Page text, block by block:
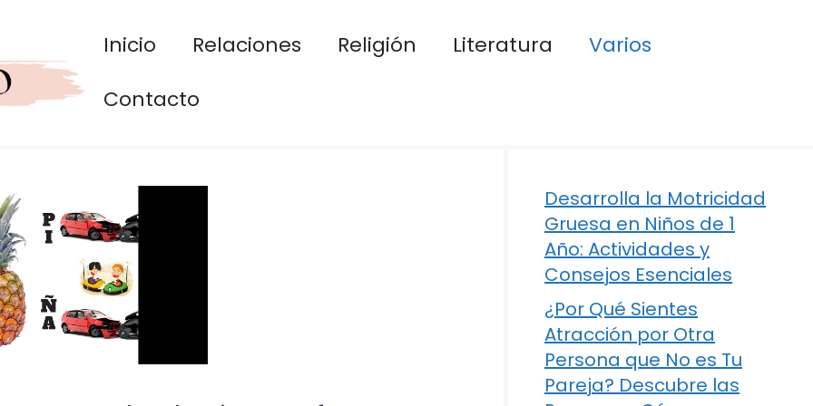
Inicio Relaciones Religión Literatura
Varios
Contacto
Desarrolla la Motricidad
Gruesa en Niños de 1
Año: Actividades y
Consejos Esenciales
¿Por Qué Sientes
Atracción por Otra
Persona que No es Tu
Pareja? Descubre las